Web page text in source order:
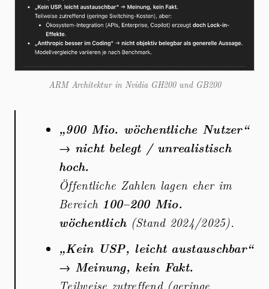
ARM Architektur in Nvidia GH200 und GB200
„900 Mio. wöchentliche Nutzer“
→ nicht belegt / unrealistisch
hoch.
Öffentliche Zahlen lagen eher im
Bereich 100–200 Mio.
wöchentlich(Stand 2024/2025).
„Kein USP, leicht austauschbar“
→ Meinung, kein Fakt.
Teilweise zutreffend (geringe